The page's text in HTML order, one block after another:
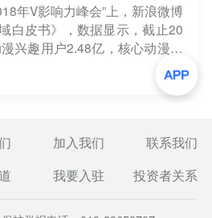
年V影响力峰会”上，新浪微博
白皮书》，数据显示，截止20
兴趣用户2.48亿，核心动漫用
号规模3.4万，覆盖粉丝规模超
话题3.6万个，话题讨论增量1.1
加入我们
联系我们
我要入驻 投资者关系